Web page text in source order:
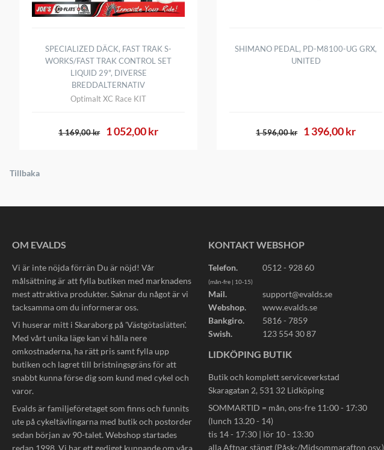
SPECIALIZED DÄCK, FAST TRAK S-
WORKS/FAST TRAK CONTROL SET
LIQUID 29", DIVERSE
BREDDALTERNATIV
Optimalt XC Race KIT
1 052,00 kr
1 169,00 kr
SHIMANO PEDAL, PD-M8100-UG GRX,
UNITED
1 396,00 kr
1 596,00 kr
Tillbaka
OM EVALDS
Vi är inte nöjda förrän Du är nöjd! Vår
målsättning är att fylla butiken med marknadens
mest attraktiva produkter. Saknar du något är vi
tacksamma om du informerar oss.
Vi huserar mitt i Skaraborg på 'Västgötaslätten'.
Med vårt unika läge kan vi hålla nere
omkostnaderna, ha rätt pris samt fylla upp
butiken och lagret till bristningsgräns för att
snabbt kunna förse dig som kund med cykel och
varor.
Evalds är familjeföretaget som finns och funnits
ute på cykeltävlingarna med butik och postorder
sedan början av 90-talet. Webshop startades
redan 1998. Vi har ett gediget kunnande om våra
KONTAKT WEBSHOP
Telefon. 0512 - 928 60
(mån-fre | 10-15)
Mail.
support@evalds.se
Webshop.
www.evalds.se
Bankgiro.
5816 - 7859
Swish.
123 554 30 87
LIDKÖPING BUTIK
Butik och komplett serviceverkstad
Skaragatan 2, 531 32 Lidköping
SOMMARTID = mån, ons-fre 11:00 - 17:30
(lunch 13.20 - 14)
tis 14 - 17:30 | lör 10 - 13:30
alla Aftnar stängt (Påsk-/Midsommarafton osv.)